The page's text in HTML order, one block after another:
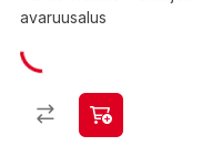
avaruusalus